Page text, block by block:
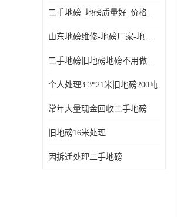
二手地磅_地磅质量好_价格便宜这里找【地磅行家】
山东地磅维修-地磅厂家-地磅价格-二手地磅
二手地磅旧地磅地磅不用做地基
个人处理3.3*21米旧地磅200吨
常年大量现金回收二手地磅
旧地磅16米处理
因拆迁处理二手地磅